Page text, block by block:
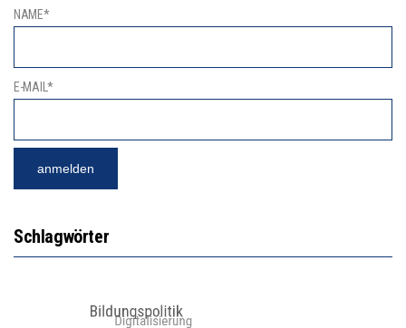
NAME*
E-MAIL*
Schlagwörter